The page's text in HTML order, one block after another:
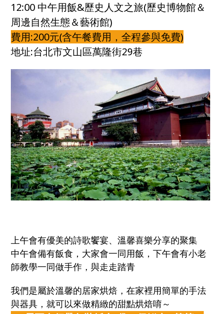
12:00 中午用飯&歷史人文之旅(歷史博物館＆
周邊自然生態＆藝術館)
費用:200元(含午餐費用，全程參與免費)
地址:台北市文山區萬隆街29巷
上午會有優美的詩歌饗宴、溫馨喜樂分享的聚集
中午會備有飯食，大家會一同用飯，下午會有小老
師教學一同做手作，與走走踏青
我們是屬於溫馨的居家烘焙，在家裡用簡單的手法
與器具，就可以來做精緻的甜點烘焙唷～